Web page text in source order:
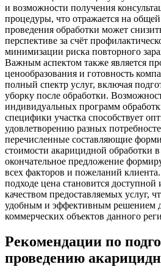
и возможности получения
процедуры, что отражается на
проведения обработки может
перспективе за счёт
минимизации риска повторного
Важным аспектом также является
ценообразования и готовность
полный спектр услуг, включая
уборку после обработки.
индивидуальных программ
специфики участка способствует
удовлетворению разных
перечисленные составляющие
стоимости акарицидной обработки
окончательное предложение
всех факторов и пожеланий
подходе цена становится доступной
качеством предоставляемых услуг,
удобным и эффективным решением
коммерческих объектов данного
Рекомендации по
проведению